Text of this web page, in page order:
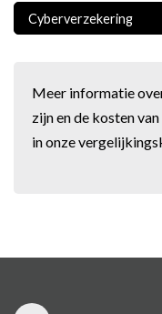
Cyberverzekering
Meer informatie
zijn en de kosten
in onze